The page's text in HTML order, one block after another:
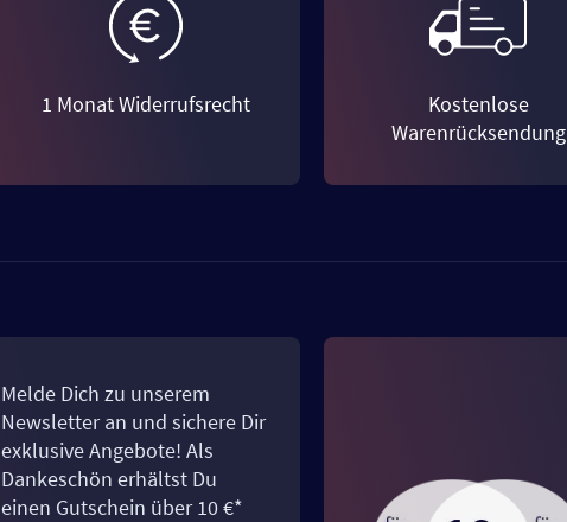
1 Monat Widerrufsrecht
Kostenlose
Warenrücksendung
Melde Dich zu unserem
Newsletter an und sichere Dir
exklusive Angebote! Als
Dankeschön erhältst Du
einen Gutschein über 10 €*